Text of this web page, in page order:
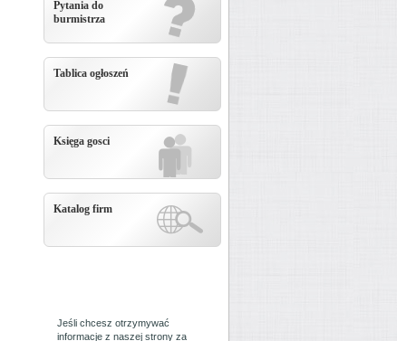
Pytania do
burmistrza
Tablica ogłoszeń
Księga gosci
Katalog firm
Jeśli chcesz otrzymywać
informacje z naszej strony za